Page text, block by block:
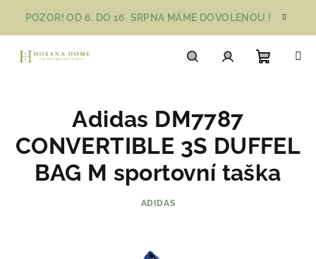
obsah
POZOR! OD 6. DO 16. SRPNA MÁME DOVOLENOU !
Adidas DM7787
CONVERTIBLE 3S DUFFEL
BAG M sportovní taška
ADIDAS